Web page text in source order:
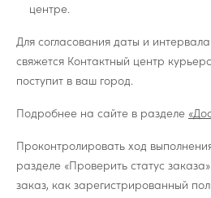
центре.
Для согласования даты и
свяжется Контактный центр
поступит в ваш город.
Подробнее на сайте в разделе
Проконтролировать ход
разделе «Проверить статус
заказ, как зарегистрированный